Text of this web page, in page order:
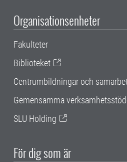
Organisationsenheter
Fakulteter
Biblioteket
Centrumbildningar och
Gemensamma
SLU Holding
För dig som är